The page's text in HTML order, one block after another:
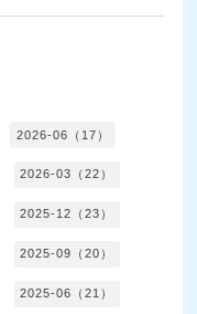
2026-06（17）
2026-03（22）
2025-12（23）
2025-09（20）
2025-06（21）